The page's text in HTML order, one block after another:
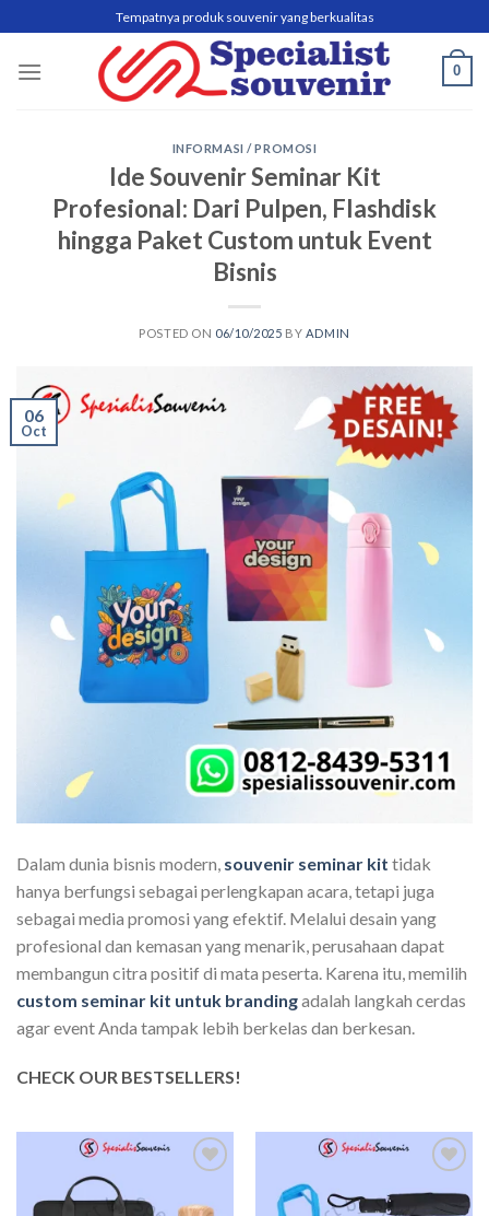
to
content
Tempatnya produk souvenir yang berkualitas
0
INFORMASI / PROMOSI
Ide Souvenir Seminar Kit
Profesional: Dari Pulpen, Flashdisk
hingga Paket Custom untuk Event
Bisnis
POSTED ON 06/10/2025 BY ADMIN
06
Oct
Dalam dunia bisnis modern, souvenir seminar kit tidak
hanya berfungsi sebagai perlengkapan acara, tetapi juga
sebagai media promosi yang efektif. Melalui desain yang
profesional dan kemasan yang menarik, perusahaan dapat
membangun citra positif di mata peserta. Karena itu, memilih
custom seminar kit untuk brandingadalah langkah cerdas
agar event Anda tampak lebih berkelas dan berkesan.
CHECK OUR BESTSELLERS!